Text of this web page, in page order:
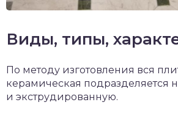
Виды, типы,
По методу изготовления вся
керамическая подразделяется
и экструдированную.